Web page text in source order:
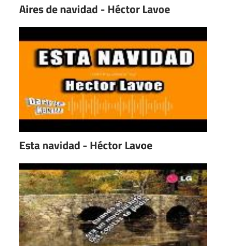
Aires de navidad - Héctor Lavoe
Esta navidad - Héctor Lavoe